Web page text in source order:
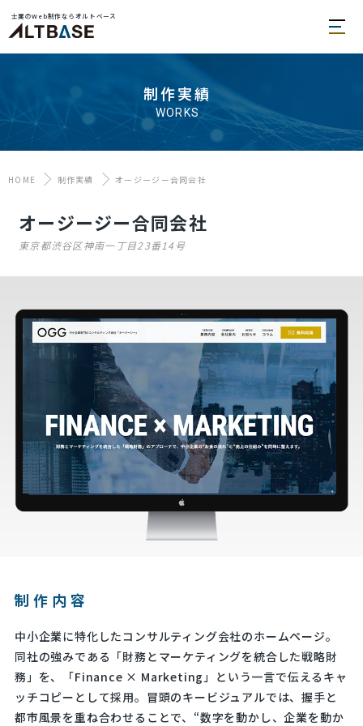
士業のWeb制作ならオルトベース
制作実績
WORKS
HOME 制作実績 オージージー合同会社
オージージー合同会社
東京都渋谷区神南一丁目23番14号
制作内容
中小企業に特化したコンサルティング会社のホームページ。
同社の強みである「財務とマーケティングを統合した戦略財
務」を、「Finance × Marketing」という一言で伝えるキャ
ッチコピーとして採用。冒頭のキービジュアルでは、握手と
都市風景を重ね合わせることで、“数字を動かし、企業を動か